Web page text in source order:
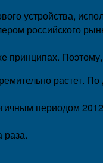
устройства,
российского
принципах.
растет.
периодом
раза.